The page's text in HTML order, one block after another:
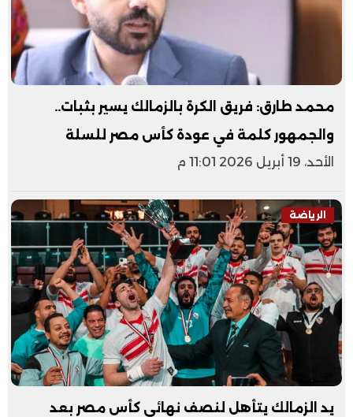
محمد طارق: فريق الكرة بالزمالك يسير بثبات..
والجمهور كلمة في عودة كأس مصر للسلة
الأحد، 19 أبريل 2026 11:01 م
الرياضة
يد الزمالك يتأهل لنصف نهائي كأس مصر بعد